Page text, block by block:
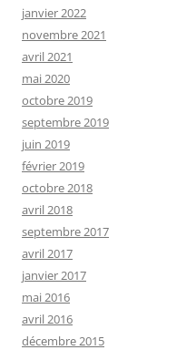
janvier 2022
novembre 2021
avril 2021
mai 2020
octobre 2019
septembre 2019
juin 2019
février 2019
octobre 2018
avril 2018
septembre 2017
avril 2017
janvier 2017
mai 2016
avril 2016
décembre 2015